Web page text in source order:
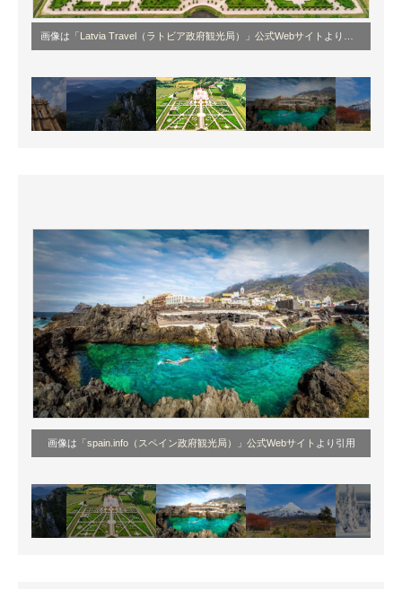
画像は 「Latvia Travel（ラトビア政府観光局）」公式Webサイト より引用
画像は 「spain.info（スペイン政府観光局）」公式Webサイト より引用